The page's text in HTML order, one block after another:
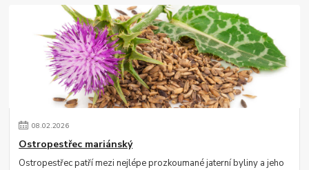
08.02.2026
Ostropestřec mariánský
Ostropestřec patří mezi nejlépe prozkoumané jaterní byliny a jeho